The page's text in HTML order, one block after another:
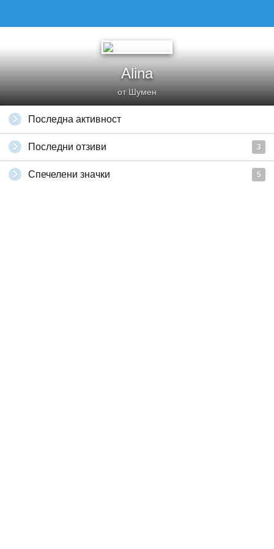
Alina
от Шумен
Последна активност
Последни отзиви 3
Спечелени значки 5